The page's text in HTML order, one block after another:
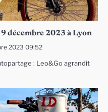
décembre 2023 à Lyon
2023 09:52
: Leo&Go agrandit